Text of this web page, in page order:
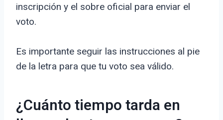
inscripción y el sobre oficial para enviar el
voto.
Es importante seguir las instrucciones al pie
de la letra para que tu voto sea válido.
¿Cuánto tiempo tarda en